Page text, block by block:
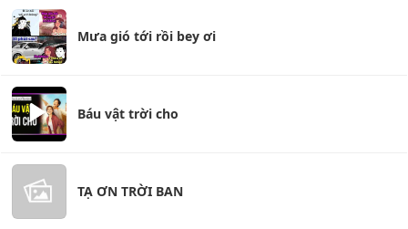
Mưa gió tới rồi bey ơi
Báu vật trời cho
TẠ ƠN TRỜI BAN